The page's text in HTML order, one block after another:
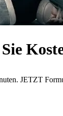
JETZT